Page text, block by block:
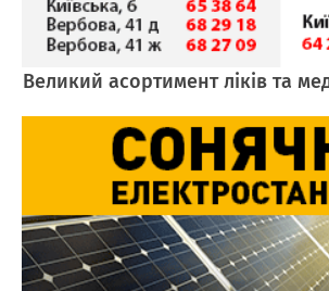
Великий асортимент ліків та